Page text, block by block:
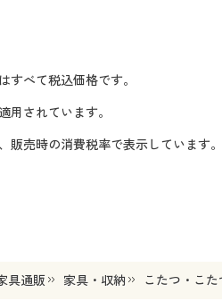
べて税込価格です。
されています。
売時の消費税率で表示しています。
具通販 家具・収納 こたつ・こた